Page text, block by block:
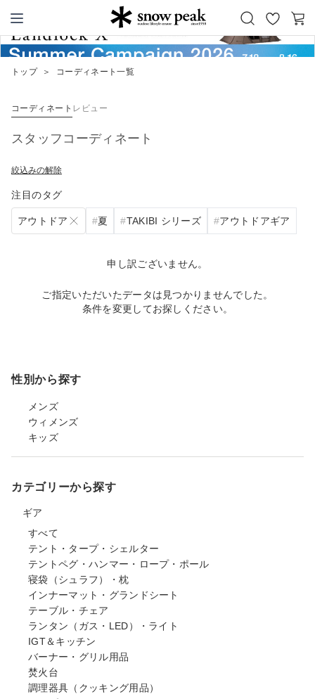
Snow Peak
お
カ
トップ ＞ コーディネート一覧
コーディネート レビュー
スタッフコーディネート
絞込みの解除
注目のタグ
アウトドア 夏 TAKIBI シリーズ アウトドアギア
申し訳ございません。
ご指定いただいたデータは見つかりませんでした。
条件を変更してお探しください。
性別から探す
メンズ
ウィメンズ
キッズ
カテゴリーから探す
ギア
すべて
テント・タープ・シェルター
テントペグ・ハンマー・ロープ・ポール
寝袋（シュラフ）・枕
インナーマット・グランドシート
テーブル・チェア
ランタン（ガス・LED）・ライト
IGT＆キッチン
バーナー・グリル用品
焚火台
調理器具（クッキング用品）